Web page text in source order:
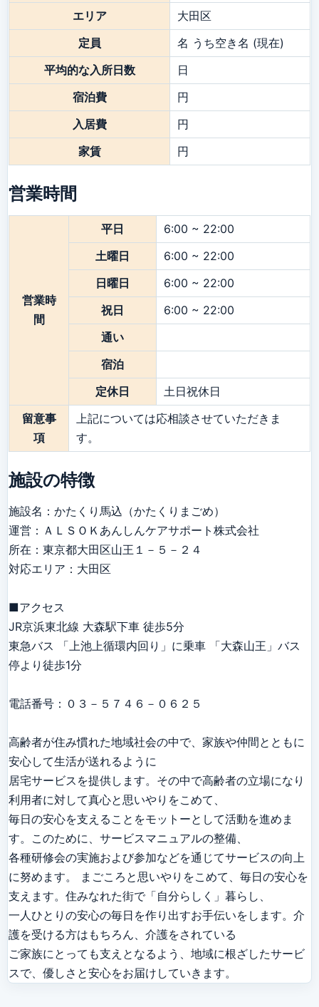
エリア
大田区
定員
名 うち空き名 (現在)
平均的な入所日数
日
宿泊費
円
入居費
円
家賃
円
営業時間
営業時
間
平日
6:00 ~ 22:00
土曜日
6:00 ~ 22:00
日曜日
6:00 ~ 22:00
祝日
6:00 ~ 22:00
通い
宿泊
定休日
土日祝休日
留意事
項
上記については応相談させていただきま
す。
施設の特徴
施設名：かたくり馬込（かたくりまごめ）
運営：ＡＬＳＯＫあんしんケアサポート株式会社
所在：東京都大田区山王１－５－２４
対応エリア：大田区
■アクセス
JR京浜東北線 大森駅下車 徒歩5分
東急バス 「上池上循環内回り」に乗車 「大森山王」バス
停より徒歩1分
電話番号：０３－５７４６－０６２５
高齢者が住み慣れた地域社会の中で、家族や仲間とともに
安心して生活が送れるように
居宅サービスを提供します。その中で高齢者の立場になり
利用者に対して真心と思いやりをこめて、
毎日の安心を支えることをモットーとして活動を進めま
す。このために、サービスマニュアルの整備、
各種研修会の実施および参加などを通じてサービスの向上
に努めます。 まごころと思いやりをこめて、毎日の安心を
支えます。住みなれた街で「自分らしく」暮らし、
一人ひとりの安心の毎日を作り出すお手伝いをします。介
護を受ける方はもちろん、介護をされている
ご家族にとっても支えとなるよう、地域に根ざしたサービ
スで、優しさと安心をお届けしていきます。